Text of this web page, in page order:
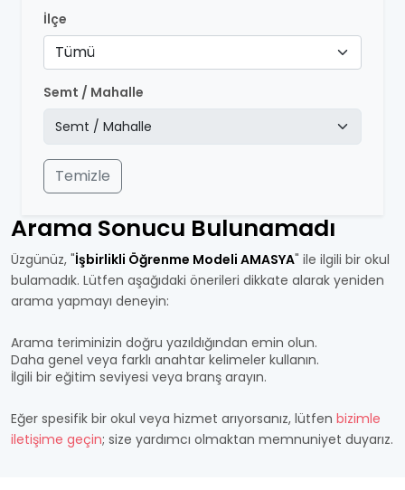
İlçe
Tümü
Semt / Mahalle
Temizle
Arama Sonucu Bulunamadı
Üzgünüz, "İşbirlikli Öğrenme Modeli AMASYA" ile ilgili bir okul
bulamadık. Lütfen aşağıdaki önerileri dikkate alarak yeniden
arama yapmayı deneyin:
Arama teriminizin doğru yazıldığından emin olun.
Daha genel veya farklı anahtar kelimeler kullanın.
İlgili bir eğitim seviyesi veya branş arayın.
Eğer spesifik bir okul veya hizmet arıyorsanız, lütfen bizimle
iletişime geçin; size yardımcı olmaktan memnuniyet duyarız.